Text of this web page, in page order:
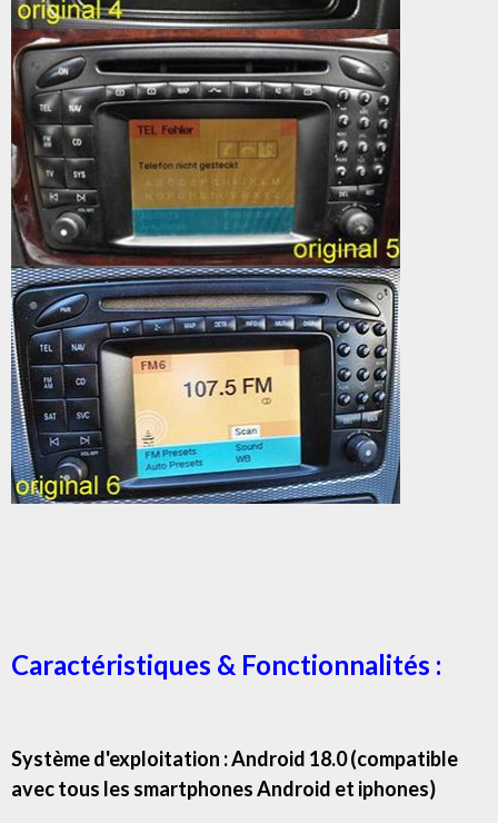
Caractéristiques & Fonctionnalités :
Système d'exploitation : Android 18.0 (compatible
avec tous les smartphones Android et iphones)